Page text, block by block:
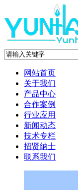
网站首页
关于我们
产品中心
合作案例
行业应用
新闻动态
技术专栏
招贤纳士
联系我们